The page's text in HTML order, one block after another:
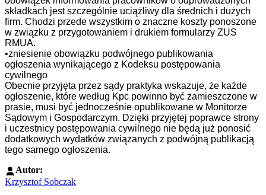
składkach jest szczególnie uciążliwy dla średnich i dużych
firm. Chodzi przede wszystkim o znaczne koszty ponoszone
w związku z przygotowaniem i drukiem formularzy ZUS
RMUA.
•zniesienie obowiązku podwójnego publikowania
ogłoszenia wynikającego z Kodeksu postępowania
cywilnego
Obecnie przyjęta przez sądy praktyka wskazuje, że każde
ogłoszenie, które według Kpc powinno być zamieszczone w
prasie, musi być jednocześnie opublikowane w Monitorze
Sądowym i Gospodarczym. Dzięki przyjętej poprawce strony
i uczestnicy postępowania cywilnego nie będą już ponosić
dodatkowych wydatków związanych z podwójną publikacją
tego samego ogłoszenia.
Autor:
Krzysztof Sobczak